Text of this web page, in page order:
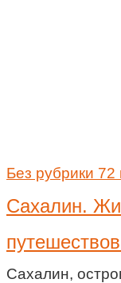
Без рубрики 72
Сахалин.
Сахалин,